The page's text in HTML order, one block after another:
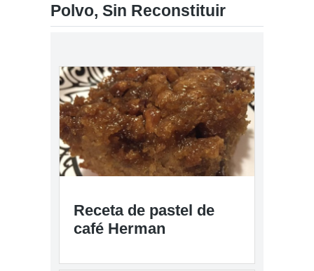
Polvo, Sin Reconstituir
Receta de pastel de
café Herman